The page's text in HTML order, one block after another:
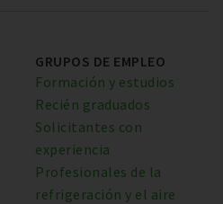
GRUPOS DE EMPLEO
Formación y estudios
Recién graduados
Solicitantes con
experiencia
Profesionales de la
refrigeración y el aire